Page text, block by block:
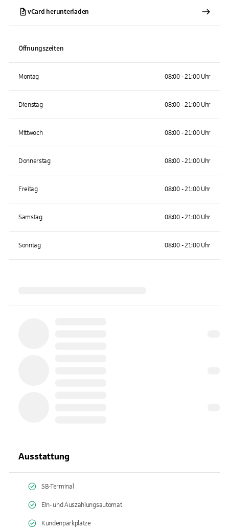
vCard herunterladen
Öffnungszeiten
Montag 08:00 - 21:00 Uhr
Dienstag 08:00 - 21:00 Uhr
Mittwoch 08:00 - 21:00 Uhr
Donnerstag 08:00 - 21:00 Uhr
Freitag 08:00 - 21:00 Uhr
Samstag 08:00 - 21:00 Uhr
Sonntag 08:00 - 21:00 Uhr
Ausstattung
SB-Terminal
Ein- und Auszahlungsautomat
Kundenparkplätze